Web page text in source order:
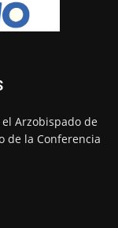
Arzobispado de
de la Conferencia